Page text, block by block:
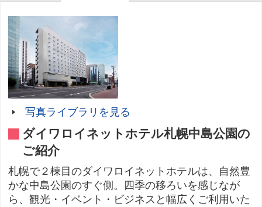
写真ライブラリを見る
ダイワロイネットホテル札幌中島公園の
ご紹介
札幌で２棟目のダイワロイネットホテルは、自然豊
かな中島公園のすぐ側。四季の移ろいを感じなが
ら、観光・イベント・ビジネスと幅広くご利用いた